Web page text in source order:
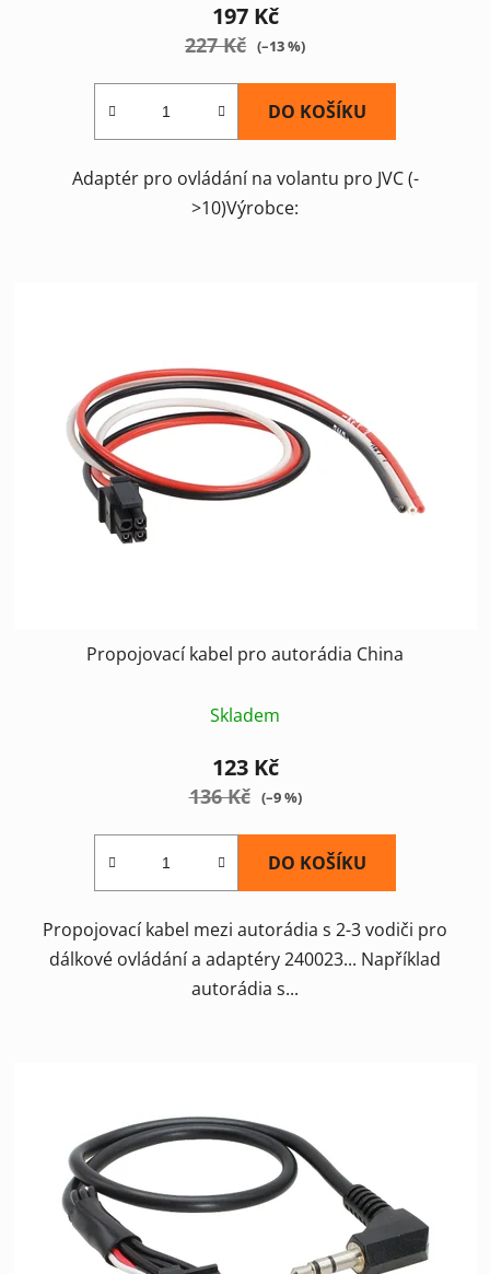
197 Kč
227 Kč (–13 %)
DO KOŠÍKU
Adaptér pro ovládání na volantu pro JVC (-
>10)Výrobce:
Propojovací kabel pro autorádia China
Skladem
123 Kč
136 Kč (–9 %)
DO KOŠÍKU
Propojovací kabel mezi autorádia s 2-3 vodiči pro
dálkové ovládání a adaptéry 240023... Například
autorádia s...